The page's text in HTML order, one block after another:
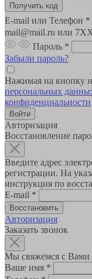
E-mail или Телефон *
mail@mail.ru или
Пароль *
Забыли пароль?
Нажимая на кнопку
персональных
конфиденциальности
Авторизация
Восстановление
Введите адрес
регистрации. На
инструкция по
E-mail *
Авторизация
Заказать звонок
Мы свяжемся с Вами
Ваше имя *